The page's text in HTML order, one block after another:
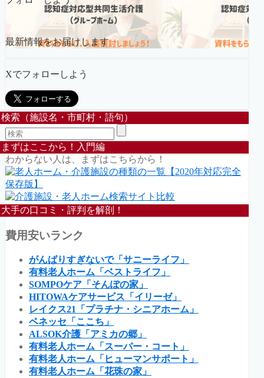
最新情報をお届けします
Xでフォローしよう
検索（施設名・市町村・語句）
まずはここから！入門編
わからない人は、まずはこちらから！
大手の口コミ・評判を解剖！
費用安いランク
がんばりすぎないで「サニーライフ」
有料老人ホーム「ベストライフ」
SOMPOケア「そんぽの家」
HITOWAケアサービス「イリーゼ」
レイクス21「プラチナ・シニアホーム」
ベネッセ「ここち」
ALSOK介護「アミカの郷」
有料老人ホーム「スーパー・コート」
有料老人ホーム「ヒューマンサポート」
有料老人ホーム「花珠の家」